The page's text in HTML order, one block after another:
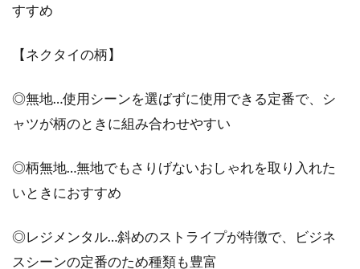
ればコーデの幅が広がる！
アイテム...
すすめ
【ネクタイの柄】
◎無地…使用シーンを選ばずに使用できる定番で、シ
ャツが柄のときに組み合わせやすい
◎柄無地…無地でもさりげないおしゃれを取り入れた
いときにおすすめ
◎レジメンタル…斜めのストライプが特徴で、ビジネ
スシーンの定番のため種類も豊富